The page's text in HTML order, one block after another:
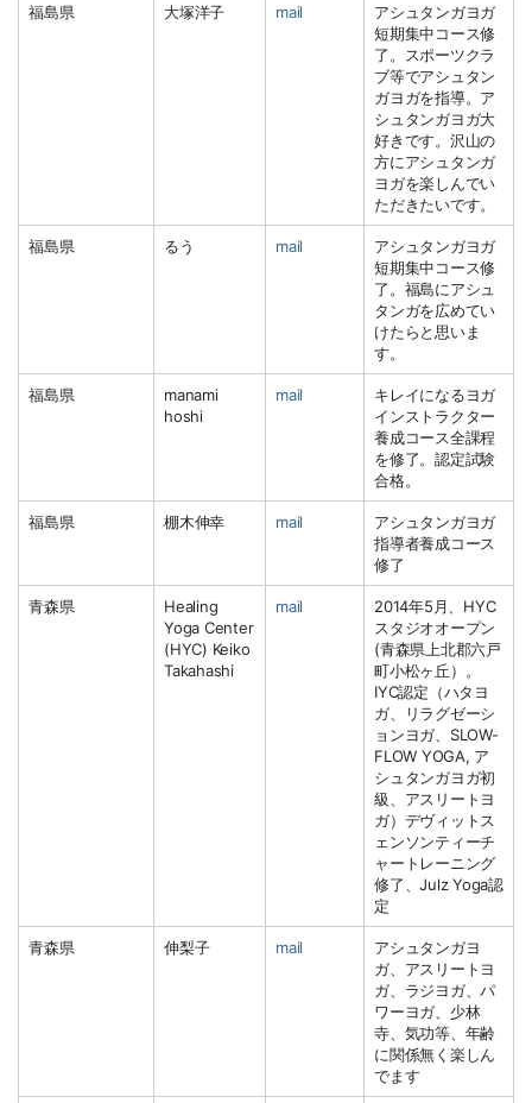
福島県 大塚洋子 mail
アシュタンガヨガ
短期集中コース修
了。スポーツクラ
ブ等でアシュタン
ガヨガを指導。ア
シュタンガヨガ大
好きです。沢山の
方にアシュタンガ
ヨガを楽しんでい
ただきたいです。
福島県 るう mail
アシュタンガヨガ
短期集中コース修
了。福島にアシュ
タンガを広めてい
けたらと思いま
す。
福島県
manami
hoshi
mail
キレイになるヨガ
インストラクター
養成コース全課程
を修了。認定試験
合格。
福島県 棚木伸幸 mail
アシュタンガヨガ
指導者養成コース
修了
青森県
Healing
Yoga Center
(HYC) Keiko
Takahashi
mail
2014年5月、HYC
スタジオオープン
(青森県上北郡六戸
町小松ヶ丘）。
IYC認定（ハタヨ
ガ、リラグゼーシ
ョンヨガ、SLOW-
FLOW YOGA, ア
シュタンガヨガ初
級、アスリートヨ
ガ）デヴィットス
ェンソンティーチ
ャートレーニング
修了、Julz Yoga認
定
青森県 伸梨子 mail
アシュタンガヨ
ガ、アスリートヨ
ガ、ラジヨガ、パ
ワーヨガ、少林
寺、気功等、年齢
に関係無く楽しん
でます